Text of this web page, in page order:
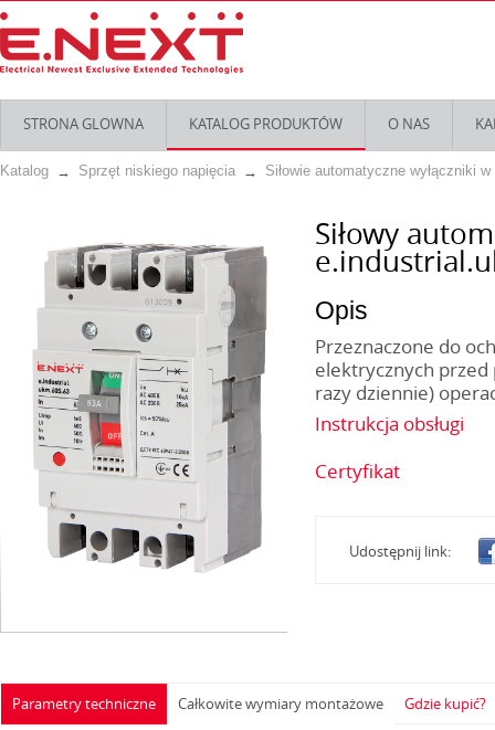
STRONA GLOWNA KATALOG PRODUKTÓW O NAS
Katalog Sprzęt niskiego napięcia Siłowie automatyczne wyłączniki
Siłowy
Opis
Przeznaczone do
elektrycznych przed
razy dziennie)
Instrukcja obsługi
Certyfikat
Udostępnij link:
Parametry techniczne Całkowite wymiary montażowe Gdzie kupić?